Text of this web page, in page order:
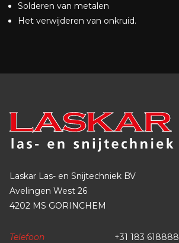
Solderen van metalen
Het verwijderen van onkruid.
Laskar Las- en Snijtechniek BV
Avelingen West 26
4202 MS GORINCHEM
Telefoon
+31 183 618888